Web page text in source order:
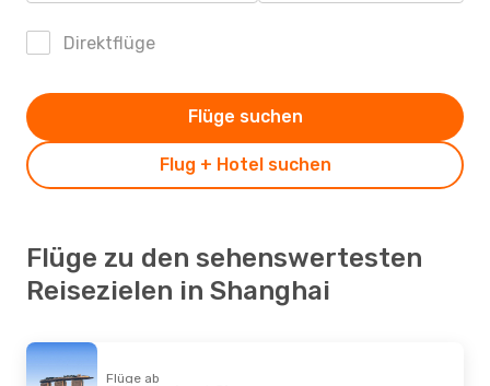
Direktflüge
Flug + Hotel suchen
Flüge suchen
Flüge zu den sehenswertesten
Reisezielen in Shanghai
Flüge ab